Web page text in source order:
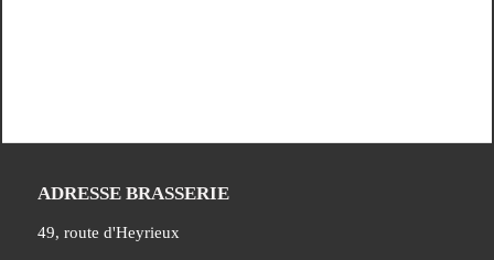
ADRESSE BRASSERIE
49, route d'Heyrieux